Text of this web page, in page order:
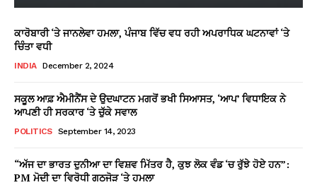
ਕਾਰੋਬਾਰੀ ‘ਤੇ ਜਾਨਲੇਵਾ ਹਮਲਾ, ਪੰਜਾਬ ਵਿੱਚ ਵਧ ਰਹੀ ਅਪਰਾਧਿਕ ਘਟਨਾਵਾਂ ‘ਤੇ
ਚਿੰਤਾ ਵਧੀ
INDIA December 2, 2024
ਸਕੂਲ ਆਫ਼ ਐਮੀਨੈਂਸ ਦੇ ਉਦਘਾਟਨ ਮਗਰੋਂ ਭਖੀ ਸਿਆਸਤ, ‘ਆਪ’ ਵਿਧਾਇਕ ਨੇ
ਆਪਣੀ ਹੀ ਸਰਕਾਰ ‘ਤੇ ਚੁੱਕੇ ਸਵਾਲ
POLITICS September 14, 2023
“ਅੱਜ ਦਾ ਭਾਰਤ ਦੁਨੀਆ ਦਾ ਵਿਸ਼ਵ ਮਿੱਤਰ ਹੈ, ਕੁਝ ਲੋਕ ਵੰਡ ‘ਚ ਰੁੱਝੇ ਹੋਏ ਹਨ”:
PM ਮੋਦੀ ਦਾ ਵਿਰੋਧੀ ਗਠਜੋੜ ‘ਤੇ ਹਮਲਾ